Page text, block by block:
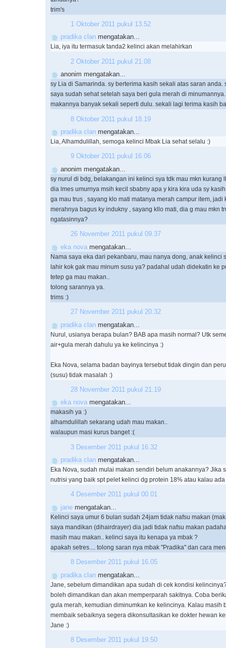
trim's
1 Oktober 2011 pukul 13.52
pradika clan mengatakan...
Lia, iya itu termasuk tanda2 kelinci akan melahirkan
2 Oktober 2011 pukul 21.08
anonim mengatakan...
sy Lia di Samarinda. sy berterima kasih sekali atas saran anda.
saya sudah sehat setelah saya beri gula merah di
makannya banyak sekali seperti dulu. sekali lagi terima kasih
8 Oktober 2011 pukul 18.19
pradika clan mengatakan...
Lia, Alhamdulillah, semoga kelinci Mbak Lia sehat selalu :)
9 Oktober 2011 pukul 16.06
anonim mengatakan...
sy nurul di bdg, belakangan ini kelinci sya tdk mau mkn kurang
dia lmes umurnya msih kecil sbabny apa y kira kira uda sy
ga mau trus , sayang klo mati matanya merah campur item, jadi
merahnya bagus ky indukny , sayang kllo mati, dia g mau mkn
ngatasinnya?
26 November 2011 pukul 09.37
eka nova mengatakan...
Nama saya eka dari pekanbaru, mau nanya dong, anak kelinci
lahir kok gak mau minum susu ya? padahal udah didekatin ke
tetep ga mau makan..
tolong sarannya ya.
trims :)
27 November 2011 pukul 20.32
pradika clan mengatakan...
Nurul, usianya berapa bulan? BAB apa masih normal? Utk
air+gula merah dahulu ya ke kelincinya :)
Eka Nova, selama badan bayinya tersebut tidak dingin dan
(susu) tidak masalah :)
28 November 2011 pukul 21.19
eka nova mengatakan...
makasih ya :)
alhamdulillah sekarang udah mau makan..
walaupun masi kurus banget :(
3 Desember 2011 pukul 16.32
pradika clan mengatakan...
Eka Nova, sudah mulai makan sendiri belum anakannya? Jika
nutrisi yang baik spt pelet kelinci dg protein 18% atau kalau
4 Desember 2011 pukul 00.01
jane mengatakan...
Kelinci saya umur 6 bulan sudah 24jam tidak nafsu makan
saya mandikan (dihairdrayer) dia jadi tidak nafsu makan
masih mau makan.. kelinci saya itu kenapa ya mbak ?
apakah setres.... tolong saran nya mbak "Pradika" dan cara
8 Desember 2011 pukul 16.05
pradika clan mengatakan...
Jane, sebelum dimandikan apa sudah di cek kondisi
boleh dimandikan dan akan memperparah sakitnya. Coba
gula merah, kemudian diminumkan ke kelincinya. Kalau masih
membaik sebaiknya segera dikonsultasikan ke dokter hewan
Jane :)
8 Desember 2011 pukul 19.50